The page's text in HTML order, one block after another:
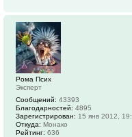
Рома Псих
Эксперт
Сообщений: 43393
Благодарностей: 4895
Зарегистрирован: 15 янв 2012,
Откуда: Монако
Рейтинг: 636